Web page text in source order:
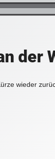
der
wieder